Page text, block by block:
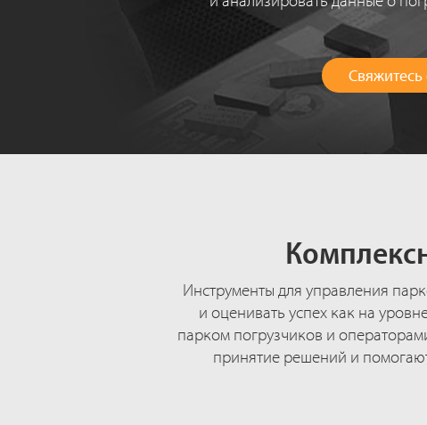
Инструменты для управления
и оценивать успех как на
парком погрузчиков и
принятие решений и